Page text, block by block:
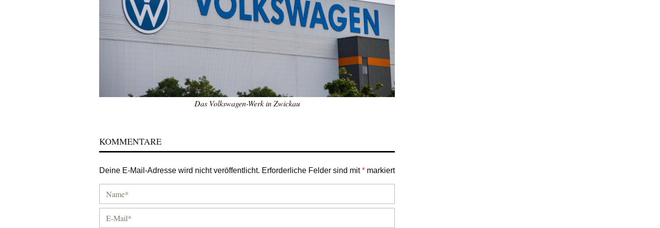
Das Volkswagen-Werk in Zwickau
KOMMENTARE
Deine E-Mail-Adresse wird nicht veröffentlicht. Erforderliche Felder sind mit* markiert